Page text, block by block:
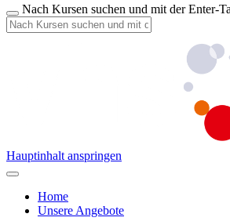
Nach Kursen suchen und mit der Enter-
Hauptinhalt anspringen
Home
Unsere Angebote